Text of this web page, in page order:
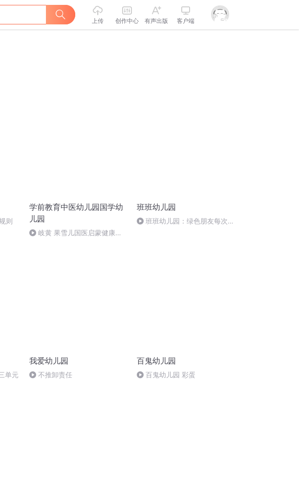
上传 创作中心 有声出版 客户端
则
学前教育中医幼儿园国学幼
儿园
岐黄 果雪儿国医启蒙健康教
班班幼儿园
班班幼儿园：绿色朋友每次考
单元
我爱幼儿园
不推卸责任
百鬼幼儿园
百鬼幼儿园 彩蛋